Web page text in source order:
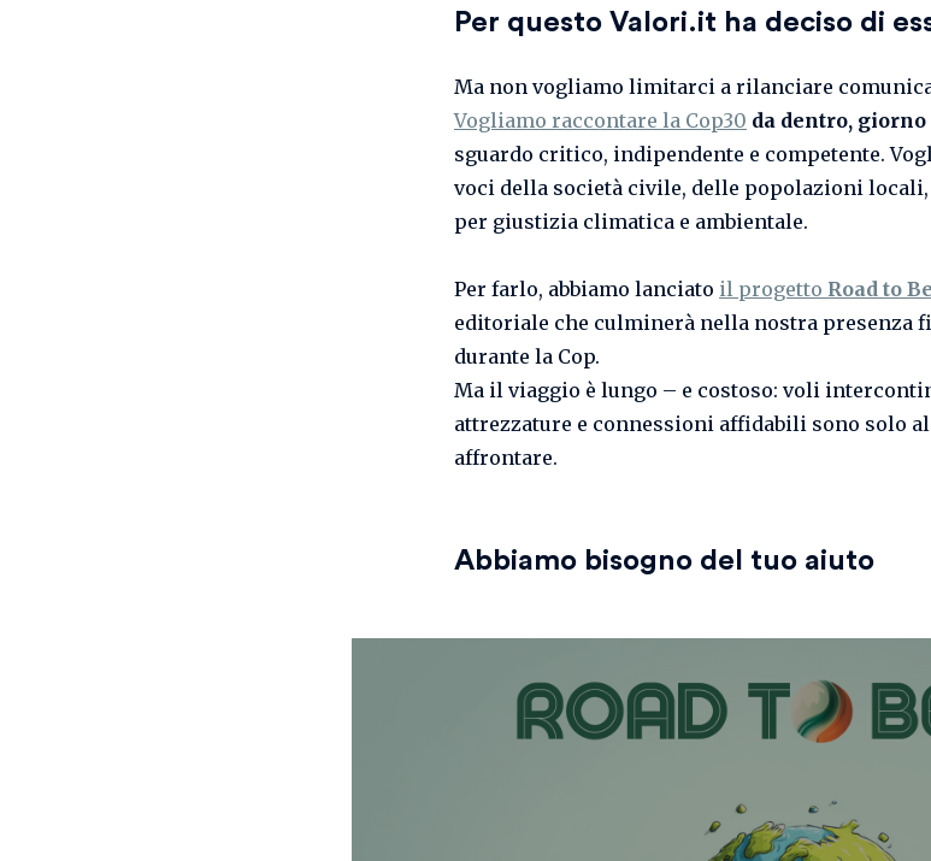
Per questo Valori.it ha deciso di
Ma non vogliamo limitarci a rilanciare
Vogliamo raccontare la Cop30 da dentro,
sguardo critico, indipendente e competente.
voci della società civile, delle popolazioni
per giustizia climatica e ambientale.
Per farlo, abbiamo lanciato il progetto Road to
editoriale che culminerà nella nostra presenza
durante la Cop.
Ma il viaggio è lungo – e costoso: voli
attrezzature e connessioni affidabili sono solo
affrontare.
Abbiamo bisogno del tuo aiuto